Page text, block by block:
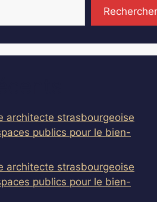
Rechercher
architecte strasbourgeoise
publics pour le bien-
architecte strasbourgeoise
publics pour le bien-